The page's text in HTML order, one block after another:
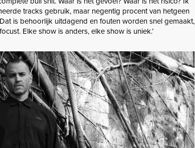
tracks gebruik, maar negentig procent van hetgeen
is behoorlijk uitdagend en fouten worden snel gemaakt,
Elke show is anders, elke show is uniek.’